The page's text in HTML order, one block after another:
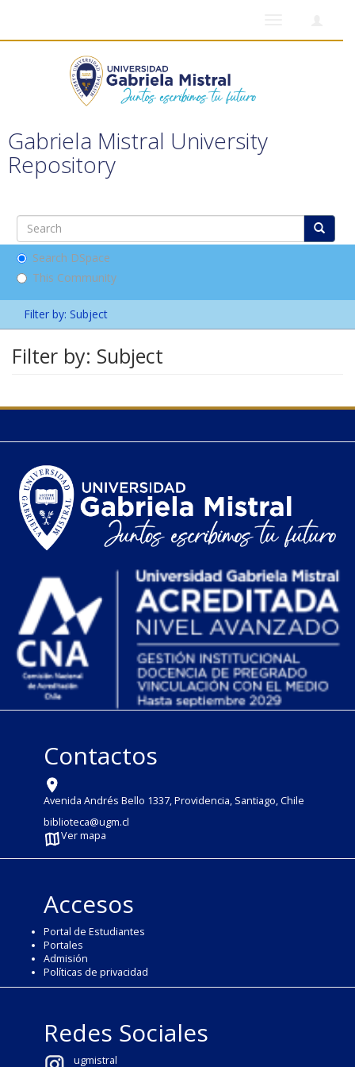
Gabriela Mistral University
Repository
Search DSpace
This Community
Filter by: Subject
Filter by: Subject
Contactos
Avenida Andrés Bello 1337, Providencia, Santiago, Chile
biblioteca@ugm.cl
Ver mapa
Accesos
Portal de Estudiantes
Portales
Admisión
Políticas de privacidad
Redes Sociales
ugmistral